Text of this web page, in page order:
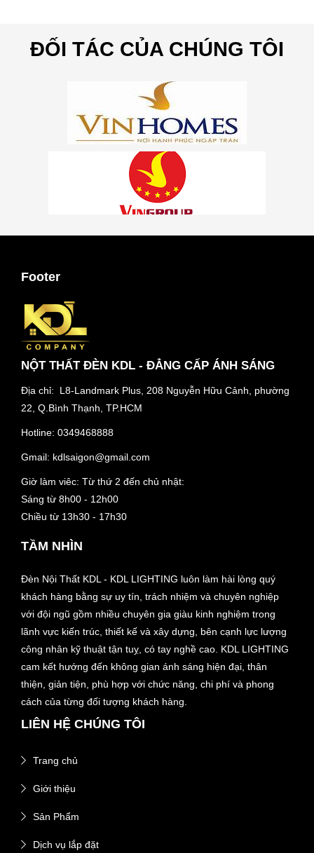
ĐỐI TÁC CỦA CHÚNG TÔI
Footer
NỘT THẤT ĐÈN KDL - ĐẲNG CẤP ÁNH SÁNG
Địa chỉ: L8-Landmark Plus, 208 Nguyễn Hữu Cảnh, phường
22, Q.Bình Thạnh, TP.HCM
Hotline: 0349468888
Gmail: kdlsaigon@gmail.com
Giờ làm viêc: Từ thứ 2 đến chủ nhật:
Sáng từ 8h00 - 12h00
Chiều từ 13h30 - 17h30
TẦM NHÌN
Đèn Nội Thất KDL - KDL LIGHTING luôn làm hài lòng quý
khách hàng bằng sự uy tín, trách nhiệm và chuyên nghiệp
với đội ngũ gồm nhiều chuyên gia giàu kinh nghiệm trong
lãnh vực kiến trúc, thiết kế và xây dựng, bên cạnh lực lượng
công nhân kỹ thuật tận tuỵ, có tay nghề cao. KDL LIGHTING
cam kết hướng đến không gian ánh sáng hiện đại, thân
thiện, giản tiện, phù hợp với chức năng, chi phí và phong
cách của từng đối tượng khách hàng.
LIÊN HỆ CHÚNG TÔI
Trang chủ
Giới thiệu
Sản Phẩm
Dịch vụ lắp đặt